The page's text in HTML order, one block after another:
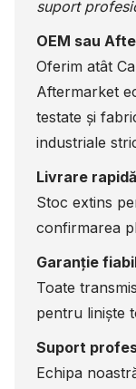
suport
OEM sau
Oferim atât
Aftermarket
testate și
industriale
Livrare rapidă
Stoc extins
confirmarea
Garanție
Toate
pentru liniște
Suport
Echipa